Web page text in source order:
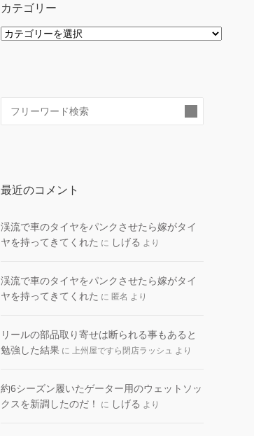
カテゴリー
カ
最近のコメント
渓流で車のタイヤをパンクさせたら嫁がタイ
ヤを持ってきてくれた に しげる より
渓流で車のタイヤをパンクさせたら嫁がタイ
ヤを持ってきてくれた に 匿名 より
リールの部品取り寄せは断られる事もあると
勉強した結果 に 上州屋ですら閉店ラッシュ より
約6シーズン履いたゲーター用のウェットソッ
クスを新調したのだ！
に しげる より